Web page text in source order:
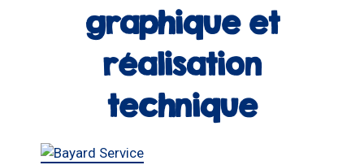
graphique et
réalisation
technique